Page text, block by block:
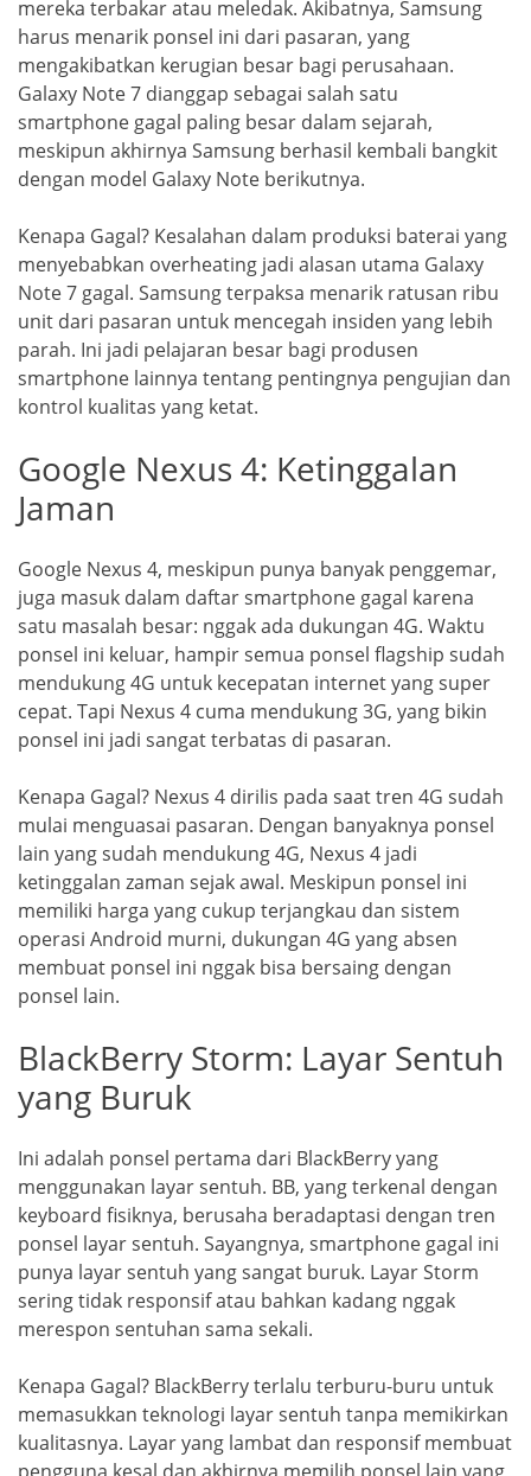
mereka terbakar atau meledak. Akibatnya, Samsung
harus menarik ponsel ini dari pasaran, yang
mengakibatkan kerugian besar bagi perusahaan.
Galaxy Note 7 dianggap sebagai salah satu
smartphone gagal paling besar dalam sejarah,
meskipun akhirnya Samsung berhasil kembali bangkit
dengan model Galaxy Note berikutnya.
Kenapa Gagal? Kesalahan dalam produksi baterai yang
menyebabkan overheating jadi alasan utama Galaxy
Note 7 gagal. Samsung terpaksa menarik ratusan ribu
unit dari pasaran untuk mencegah insiden yang lebih
parah. Ini jadi pelajaran besar bagi produsen
smartphone lainnya tentang pentingnya pengujian dan
kontrol kualitas yang ketat.
Google Nexus 4: Ketinggalan
Jaman
Google Nexus 4, meskipun punya banyak penggemar,
juga masuk dalam daftar smartphone gagal karena
satu masalah besar: nggak ada dukungan 4G. Waktu
ponsel ini keluar, hampir semua ponsel flagship sudah
mendukung 4G untuk kecepatan internet yang super
cepat. Tapi Nexus 4 cuma mendukung 3G, yang bikin
ponsel ini jadi sangat terbatas di pasaran.
Kenapa Gagal? Nexus 4 dirilis pada saat tren 4G sudah
mulai menguasai pasaran. Dengan banyaknya ponsel
lain yang sudah mendukung 4G, Nexus 4 jadi
ketinggalan zaman sejak awal. Meskipun ponsel ini
memiliki harga yang cukup terjangkau dan sistem
operasi Android murni, dukungan 4G yang absen
membuat ponsel ini nggak bisa bersaing dengan
ponsel lain.
BlackBerry Storm: Layar Sentuh
yang Buruk
Ini adalah ponsel pertama dari BlackBerry yang
menggunakan layar sentuh. BB, yang terkenal dengan
keyboard fisiknya, berusaha beradaptasi dengan tren
ponsel layar sentuh. Sayangnya, smartphone gagal ini
punya layar sentuh yang sangat buruk. Layar Storm
sering tidak responsif atau bahkan kadang nggak
merespon sentuhan sama sekali.
Kenapa Gagal? BlackBerry terlalu terburu-buru untuk
memasukkan teknologi layar sentuh tanpa memikirkan
kualitasnya. Layar yang lambat dan responsif membuat